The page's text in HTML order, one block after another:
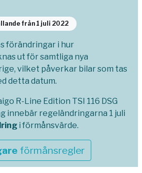
från 1 juli 2022
förändringar i hur
ut för samtliga nya
vilket påverkar bilar som tas
detta datum.
R-Line Edition TSI 116 DSG
innebär regeländringarna 1 juli
i förmånsvärde.
förmånsregler